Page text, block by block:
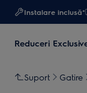
Instalare inclusă*
Reduceri
Suport Gatire